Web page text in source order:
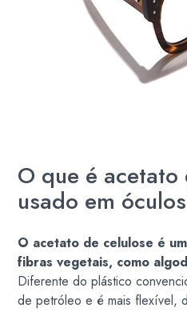
O que é
usado em
O acetato de celulose é
fibras vegetais, como
Diferente do plástico
de petróleo e é mais flexível,